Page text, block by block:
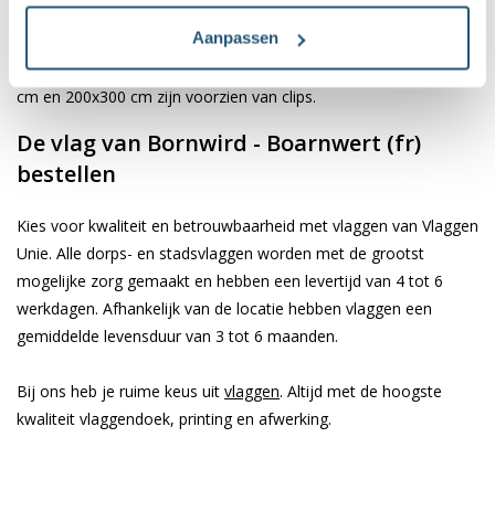
Aanpassen
voorzien van verschillende bevestigingsmogelijkheden. De
vlaggen van 40x60 cm, 70x100 cm en 100x150 cm zijn uitgerust
met een koord en lusje, terwijl de grotere maten van 150x225
cm en 200x300 cm zijn voorzien van clips.
De vlag van Bornwird - Boarnwert (fr)
bestellen
Kies voor kwaliteit en betrouwbaarheid met vlaggen van Vlaggen
Unie. Alle dorps- en stadsvlaggen worden met de grootst
mogelijke zorg gemaakt en hebben een levertijd van 4 tot 6
werkdagen. Afhankelijk van de locatie hebben vlaggen een
gemiddelde levensduur van 3 tot 6 maanden.
Bij ons heb je ruime keus uit vlaggen. Altijd met de hoogste
kwaliteit vlaggendoek, printing en afwerking.